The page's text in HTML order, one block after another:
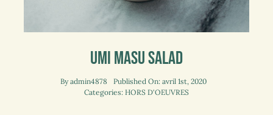
Umi Masu Salad
Byadmin4878
Published On: avril 1st, 2020
Categories: HORS D'OEUVRES